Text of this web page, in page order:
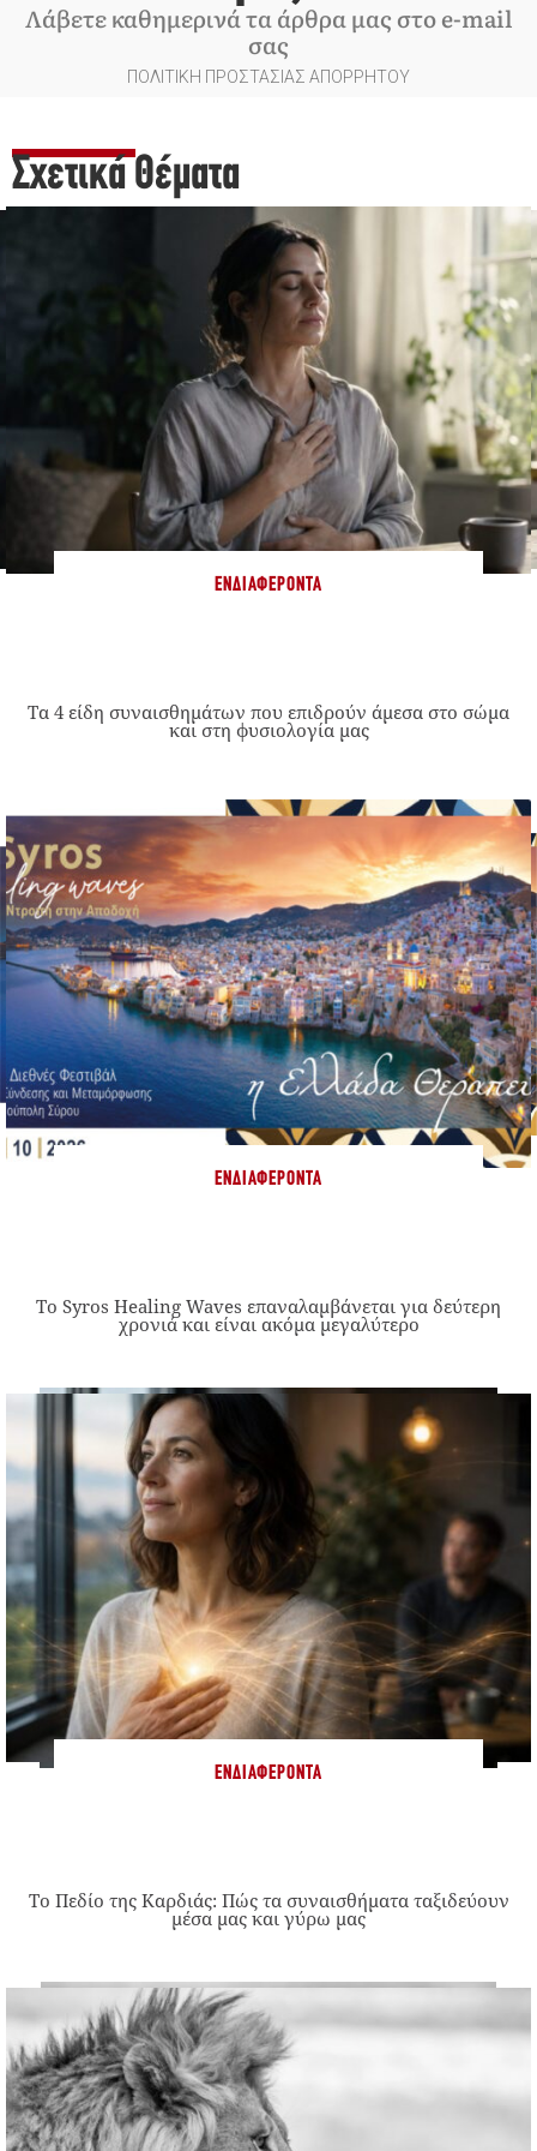
Λάβετε καθημερινά τα άρθρα μας στο e-mail
σας
ΠΟΛΙΤΙΚΗ ΠΡΟΣΤΑΣΙΑΣ ΑΠΟΡΡΗΤΟΥ
Σχετικά Θέματα
ΕΝΔΙΑΦΈΡΟΝΤΑ
Τα 4 είδη συναισθημάτων που επιδρούν άμεσα στο σώμα
και στη φυσιολογία μας
ΕΝΔΙΑΦΈΡΟΝΤΑ
Το Syros Healing Waves επαναλαμβάνεται για δεύτερη
χρονιά και είναι ακόμα μεγαλύτερο
ΕΝΔΙΑΦΈΡΟΝΤΑ
Το Πεδίο της Καρδιάς: Πώς τα συναισθήματα ταξιδεύουν
μέσα μας και γύρω μας